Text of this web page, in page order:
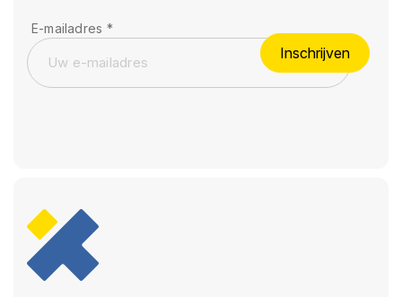
E-mailadres *
Inschrijven